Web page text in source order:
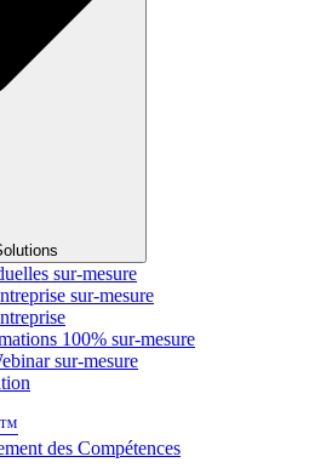
sur-mesure
sur-mesure
100% sur-mesure
sur-mesure
des Compétences